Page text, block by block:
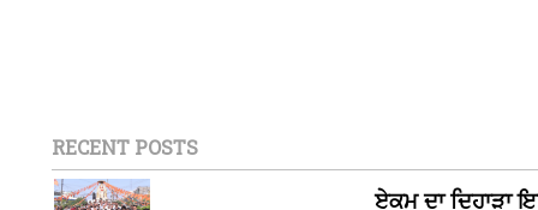
RECENT POSTS
ਏਕਮ ਦਾ ਦਿਹਾੜਾ